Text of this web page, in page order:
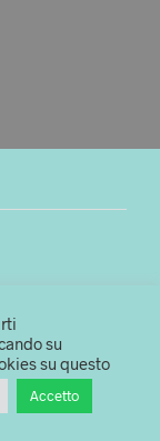
su
su questo
Accetto